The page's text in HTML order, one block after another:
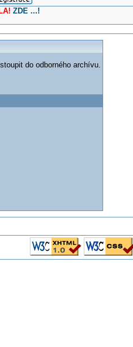
ZDE ...!
do odborného archívu.